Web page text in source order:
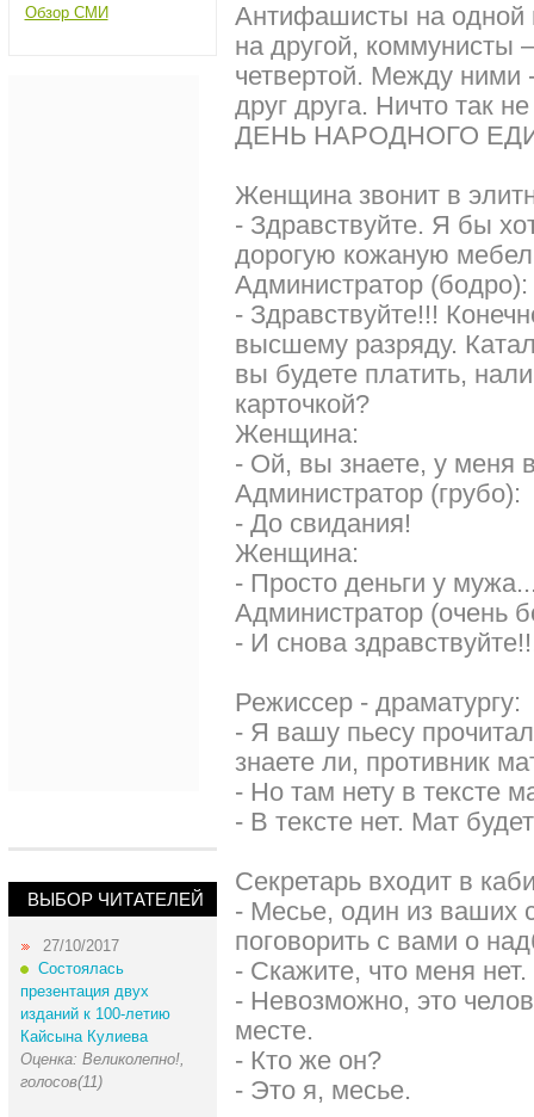
Обзор СМИ
ВЫБОР ЧИТАТЕЛЕЙ
27/10/2017
Состоялась
презентация двух
изданий к 100-летию
Кайсына Кулиева
Оценка: Великолепно!,
голосов(11)
Антифашисты на одной
на другой, коммунисты
четвертой. Между
друг друга. Ничто так
ДЕНЬ НАРОДНОГО
Женщина звонит в
- Здравствуйте. Я бы
дорогую кожаную
Администратор (бодро):
- Здравствуйте!!!
высшему разряду.
вы будете платить,
карточкой?
Женщина:
- Ой, вы знаете, у меня
Администратор (грубо):
- До свидания!
Женщина:
- Просто деньги у
Администратор (очень
- И снова
Режиссер - драматургу:
- Я вашу пьесу
знаете ли, противник
- Но там нету в тексте
- В тексте нет. Мат
Секpетаpь входит в
- Месье, один из ваших
поговоpить с вами о
- Скажите, что меня нет.
- Hевозможно, это
месте.
- Кто же он?
- Это я, месье.